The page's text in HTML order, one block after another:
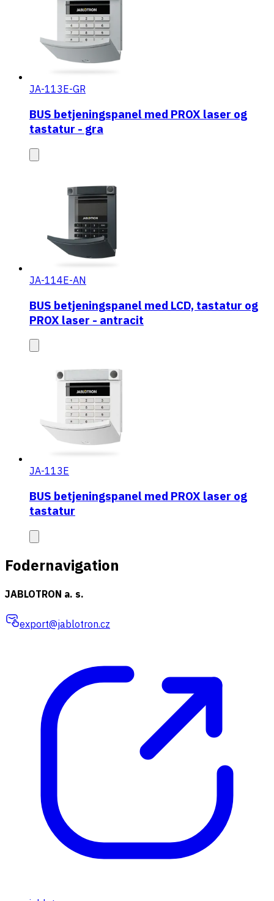
JA-113E-GR
BUS betjeningspanel med PROX laser og
tastatur - gra
JA-114E-AN
BUS betjeningspanel med LCD, tastatur og
PROX laser - antracit
JA-113E
BUS betjeningspanel med PROX laser og
tastatur
Fodernavigation
JABLOTRON a. s.
export@jablotron.cz